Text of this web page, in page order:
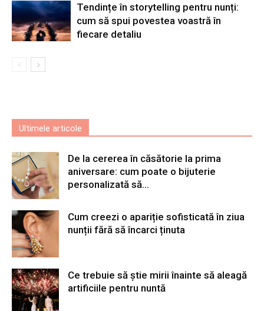
Tendințe în storytelling pentru nunți:
cum să spui povestea voastră în
fiecare detaliu
Ultimele articole
De la cererea în căsătorie la prima
aniversare: cum poate o bijuterie
personalizată să...
Cum creezi o apariție sofisticată în ziua
nunții fără să încarci ținuta
Ce trebuie să știe mirii înainte să aleagă
artificiile pentru nuntă